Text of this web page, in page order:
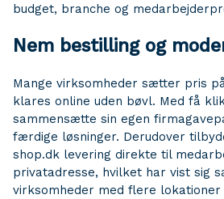
budget, branche og
Nem bestilling og
Mange virksomheder sætter pris
klares online uden bøvl. Med få
sammensætte sin egen
færdige løsninger. Derudover
shop.dk levering direkte til
privatadresse, hvilket har vist sig
virksomheder med flere